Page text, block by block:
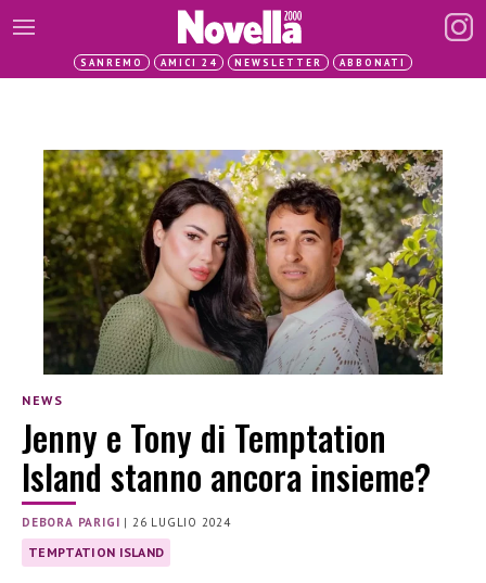
SANREMO AMICI 24 NEWSLETTER ABBONATI
NEWS
Jenny e Tony di Temptation
Island stanno ancora insieme?
DEBORA PARIGI | 26 LUGLIO 2024
TEMPTATION ISLAND